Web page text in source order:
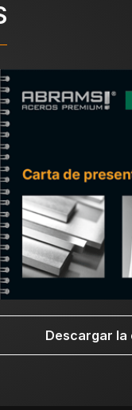
1202 °F) y se
800 – 870 °C
Para evitar que
y un
L3.
con lo
Descargar